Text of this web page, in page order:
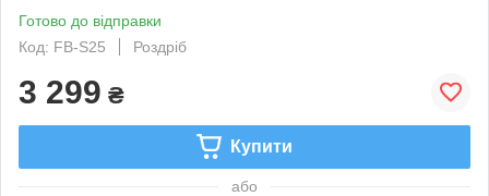
Готово до відправки
Код: FB-S25
Роздріб
3 299 ₴
Купити
або